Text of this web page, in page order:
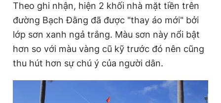
Đọc Thanh Niên trên điện thoại
Theo ghi nhận, hiện 2 khối nhà mặt tiền trên
đường Bạch Đằng đã được "thay áo mới" bởi
lớp sơn xanh ngả trắng. Màu sơn này nổi bật
hơn so với màu vàng cũ kỹ trước đó nên cũng
thu hút hơn sự chú ý của người dân.